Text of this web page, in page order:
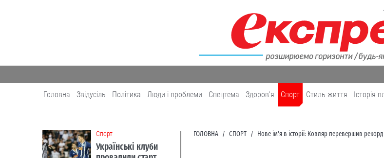
Головна Звідусіль Політика Люди і проблеми Спецтема Здоров'я Cпорт Cтиль життя Історія
ГОЛОВНА CПОРТ Нове ім'я в історії: Ковляр перевершив
Cпорт
Українські клуби